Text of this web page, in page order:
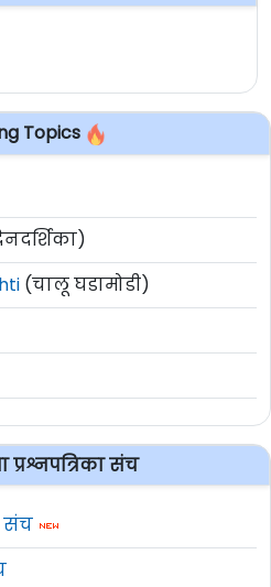
Topics
(चालू घडामोडी)
प्रश्नपत्रिका संच
संच